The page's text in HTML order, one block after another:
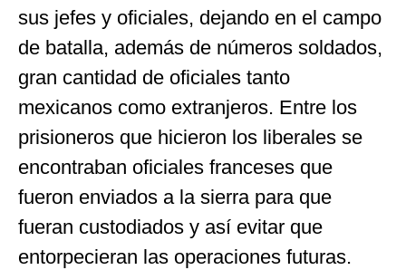
sus jefes y oficiales, dejando en el campo
de batalla, además de números soldados,
gran cantidad de oficiales tanto
mexicanos como extranjeros. Entre los
prisioneros que hicieron los liberales se
encontraban oficiales franceses que
fueron enviados a la sierra para que
fueran custodiados y así evitar que
entorpecieran las operaciones futuras.